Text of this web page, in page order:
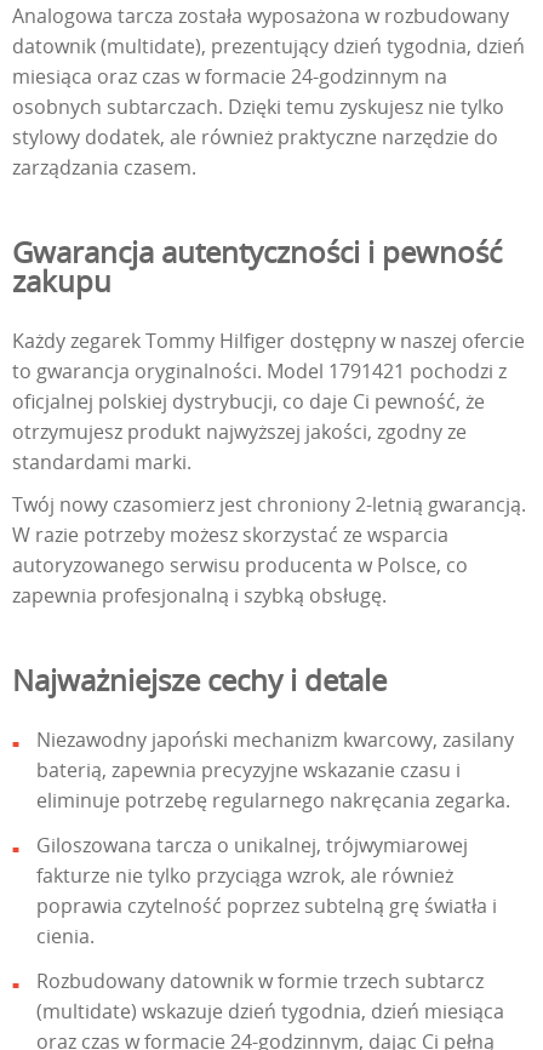
Analogowa tarcza została wyposażona w rozbudowany
datownik (multidate), prezentujący dzień tygodnia, dzień
miesiąca oraz czas w formacie 24-godzinnym na
osobnych subtarczach. Dzięki temu zyskujesz nie tylko
stylowy dodatek, ale również praktyczne narzędzie do
zarządzania czasem.
Gwarancja autentyczności i pewność
zakupu
Każdy zegarek Tommy Hilfiger dostępny w naszej ofercie
to gwarancja oryginalności. Model 1791421 pochodzi z
oficjalnej polskiej dystrybucji, co daje Ci pewność, że
otrzymujesz produkt najwyższej jakości, zgodny ze
standardami marki.
Twój nowy czasomierz jest chroniony 2-letnią gwarancją.
W razie potrzeby możesz skorzystać ze wsparcia
autoryzowanego serwisu producenta w Polsce, co
zapewnia profesjonalną i szybką obsługę.
Najważniejsze cechy i detale
Niezawodny japoński mechanizm kwarcowy, zasilany
baterią, zapewnia precyzyjne wskazanie czasu i
eliminuje potrzebę regularnego nakręcania zegarka.
Giloszowana tarcza o unikalnej, trójwymiarowej
fakturze nie tylko przyciąga wzrok, ale również
poprawia czytelność poprzez subtelną grę światła i
cienia.
Rozbudowany datownik w formie trzech subtarcz
(multidate) wskazuje dzień tygodnia, dzień miesiąca
oraz czas w formacie 24-godzinnym, dając Ci pełną